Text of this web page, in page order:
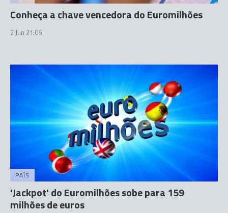
Conheça a chave vencedora do Euromilhões
2 Jun 21:05
PAÍS
'Jackpot' do Euromilhões sobe para 159
milhões de euros